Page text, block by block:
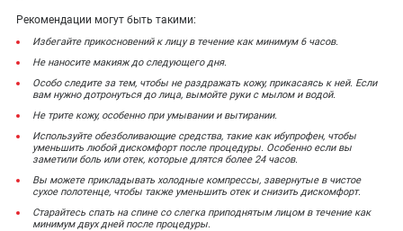
Рекомендации могут быть такими:
Избегайте прикосновений к лицу в течение как минимум 6 часов.
Не наносите макияж до следующего дня.
Особо следите за тем, чтобы не раздражать кожу, прикасаясь к ней. Если
вам нужно дотронуться до лица, вымойте руки с мылом и водой.
Не трите кожу, особенно при умывании и вытирании.
Используйте обезболивающие средства, такие как ибупрофен, чтобы
уменьшить любой дискомфорт после процедуры. Особенно если вы
заметили боль или отек, которые длятся более 24 часов.
Вы можете прикладывать холодные компрессы, завернутые в чистое
сухое полотенце, чтобы также уменьшить отек и снизить дискомфорт.
Старайтесь спать на спине со слегка приподнятым лицом в течение как
минимум двух дней после процедуры.